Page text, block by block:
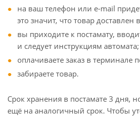
на ваш телефон или e-mail
это значит, что товар доставлен
вы приходите к постамату,
и следует инструкциям автомата;
оплачиваете заказ в терминале
забираете товар.
Срок хранения в постамате 3 дня,
ещё на аналогичный срок. Чтобы